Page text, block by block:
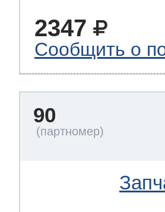
2347
Сообщить о
90